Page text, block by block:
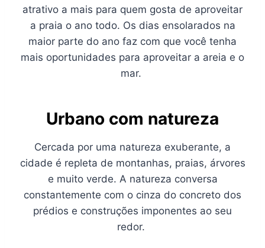
atrativo a mais para quem gosta de aproveitar
a praia o ano todo. Os dias ensolarados na
maior parte do ano faz com que você tenha
mais oportunidades para aproveitar a areia e o
mar.
Urbano com natureza
Cercada por uma natureza exuberante, a
cidade é repleta de montanhas, praias, árvores
e muito verde. A natureza conversa
constantemente com o cinza do concreto dos
prédios e construções imponentes ao seu
redor.